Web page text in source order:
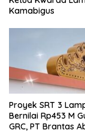
Kamabigus
Proyek SRT 3
Bernilai Rp453 M
GRC, PT Brantas Abipraya